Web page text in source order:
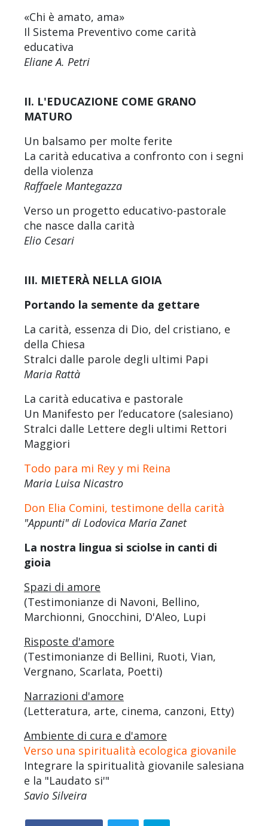
«Chi è amato, ama»
Il Sistema Preventivo come carità
educativa
Eliane A. Petri
II. L'EDUCAZIONE COME GRANO
MATURO
Un balsamo per molte ferite
La carità educativa a confronto con i segni
della violenza
Raffaele Mantegazza
Verso un progetto educativo-pastorale
che nasce dalla carità
Elio Cesari
III. MIETERÀ NELLA GIOIA
Portando la semente da gettare
La carità, essenza di Dio, del cristiano, e
della Chiesa
Stralci dalle parole degli ultimi Papi
Maria Rattà
La carità educativa e pastorale
Un Manifesto per l’educatore (salesiano)
Stralci dalle Lettere degli ultimi Rettori
Maggiori
Todo para mi Rey y mi Reina
Maria Luisa Nicastro
Don Elia Comini, testimone della carità
"Appunti" di Lodovica Maria Zanet
La nostra lingua si sciolse in canti di
gioia
Spazi di amore
(Testimonianze di Navoni, Bellino,
Marchionni, Gnocchini, D'Aleo, Lupi
Risposte d'amore
(Testimonianze di Bellini, Ruoti, Vian,
Vergnano, Scarlata, Poetti)
Narrazioni d'amore
(Letteratura, arte, cinema, canzoni, Etty)
Ambiente di cura e d'amore
Verso una spiritualità ecologica giovanile
Integrare la spiritualità giovanile salesiana
e la "Laudato si'"
Savio Silveira